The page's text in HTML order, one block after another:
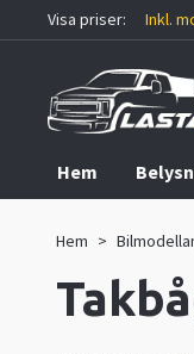
Visa priser: Inkl.
Hem
Hem